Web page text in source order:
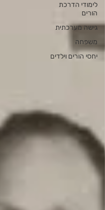
לימודי הדרכת
הורים
גישה מערכתית
משפחה
יחסי הורים וילדים